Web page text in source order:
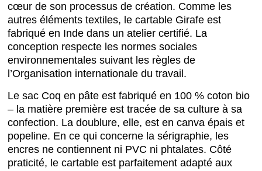
cœur de son processus de création. Comme les
autres éléments textiles, le cartable Girafe est
fabriqué en Inde dans un atelier certifié. La
conception respecte les normes sociales
environnementales suivant les règles de
l’Organisation internationale du travail.
Le sac Coq en pâte est fabriqué en 100 % coton bio
– la matière première est tracée de sa culture à sa
confection. La doublure, elle, est en canva épais et
popeline. En ce qui concerne la sérigraphie, les
encres ne contiennent ni PVC ni phtalates. Côté
praticité, le cartable est parfaitement adapté aux